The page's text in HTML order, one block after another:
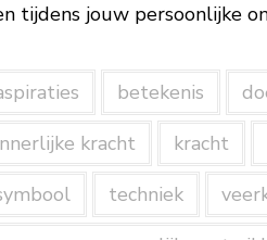
tijdens jouw persoonlijke
betekenis
kracht
kracht
techniek